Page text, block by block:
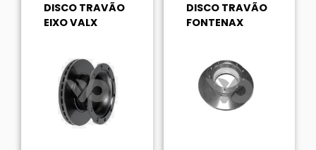
DISCO TRAVÃO
EIXO VALX
DISCO TRAVÃO
FONTENAX